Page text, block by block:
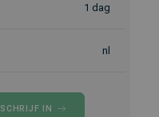
1 dag
nl
SCHRIJF IN